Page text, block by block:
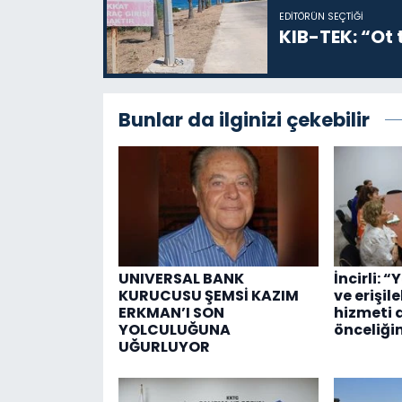
EDITÖRÜN SEÇTIĞI
KIB-TEK:
Bunlar da ilginizi çekebilir
UNIVERSAL BANK
KURUCUSU ŞEMSİ KAZIM
ERKMAN’I SON
YOLCULUĞUNA
UĞURLUYOR
İncirli:
ve
hizmeti